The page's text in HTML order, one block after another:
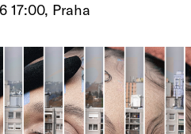
17:00, Praha